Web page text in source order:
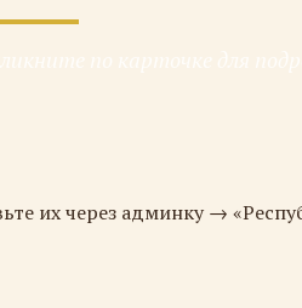
их через админку →